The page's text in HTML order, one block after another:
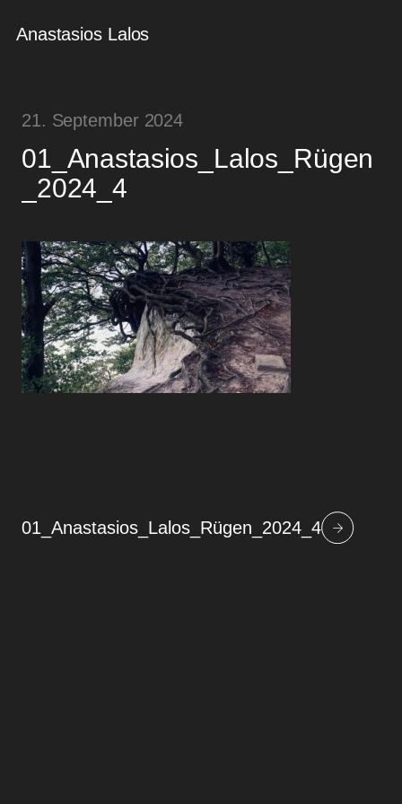
Anastasios Lalos
21. September 2024
01_Anastasios_Lalos_Rügen
_2024_4
Beitragsnavigation
01_Anastasios_Lalos_Rügen_2024_4